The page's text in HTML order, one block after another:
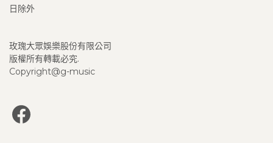
日除外
玫瑰大眾娛樂股份有限公司
版權所有轉載必究.
Copyright@g-music